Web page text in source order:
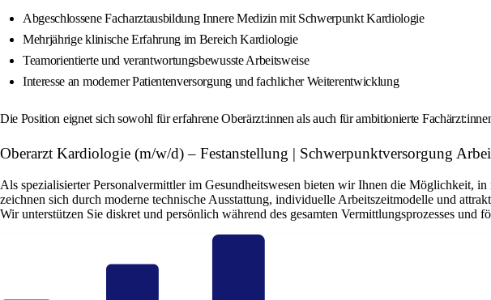
Abgeschlossene Facharztausbildung Innere Medizin mit Schwerpunkt Kardiologie
Mehrjährige klinische Erfahrung im Bereich Kardiologie
Teamorientierte und verantwortungsbewusste Arbeitsweise
Interesse an moderner Patientenversorgung und fachlicher Weiterentwicklung
Die Position eignet sich sowohl für erfahrene Oberärzt:innen als auch für ambitionierte
Oberarzt Kardiologie (m/w/d) – Festanstellung | Schwerpunktversorgung
Als spezialisierter Personalvermittler im Gesundheitswesen bieten wir Ihnen die Möglichkeit,
zeichnen sich durch moderne technische Ausstattung, individuelle Arbeitszeitmodelle und
Wir unterstützen Sie diskret und persönlich während des gesamten Vermittlungsprozesses